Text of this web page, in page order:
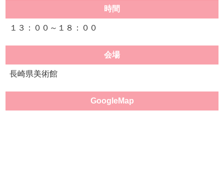
時間
１３：００～１８：００
会場
長崎県美術館
GoogleMap